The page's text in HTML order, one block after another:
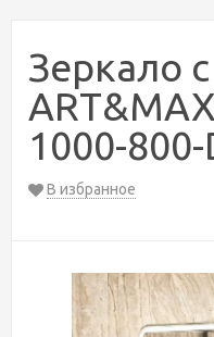
Зеркало
1000-800-
В избранное